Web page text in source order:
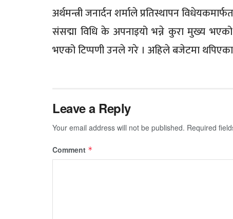
अर्थमन्त्री जनार्दन शर्माले प्रतिस्थापन
संसद्मा विधि के अपनाइयो भन्ने कुरा मुख्य भएको
भएको टिप्पणी उनले गरे । अहिले बजेटमा
Leave a Reply
Your email address will not be published. Required
Comment *